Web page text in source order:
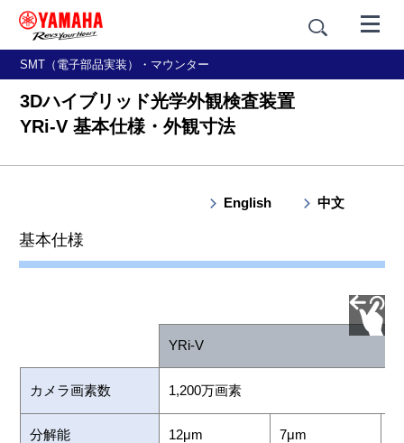
SMT（電子部品実装）・マウンター
3Dハイブリッド光学外観検査装置
YRi-V 基本仕様・外観寸法
English
中文
特長
基本仕様
YRi-V
カメラ画素数 1,200万画素
分解能 12μm 7μm